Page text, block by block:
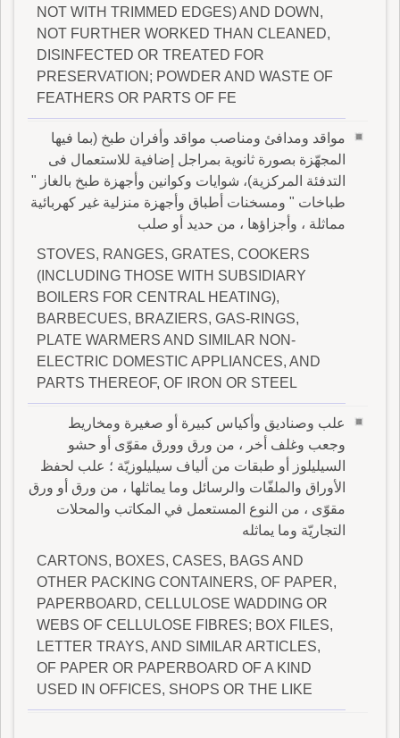
NOT WITH TRIMMED EDGES) AND DOWN,
NOT FURTHER WORKED THAN CLEANED,
DISINFECTED OR TREATED FOR
PRESERVATION; POWDER AND WASTE OF
FEATHERS OR PARTS OF FE
مواقد ومدافئ ومناصب مواقد وأفران طبخ (بما فيها
المجهّزة بصورة ثانوية بمراجل إضافية للاستعمال فى
التدفئة المركزية)، شوايات وكوانين وأجهزة طبخ بالغاز "
طباخات " ومسخنات أطباق وأجهزة منزلية غير كهربائية
مماثلة ، وأجزاؤها ، من حديد أو صلب
STOVES, RANGES, GRATES, COOKERS
(INCLUDING THOSE WITH SUBSIDIARY
BOILERS FOR CENTRAL HEATING),
BARBECUES, BRAZIERS, GAS-RINGS,
PLATE WARMERS AND SIMILAR NON-
ELECTRIC DOMESTIC APPLIANCES, AND
PARTS THEREOF, OF IRON OR STEEL
علب وصناديق وأكياس كبيرة أو صغيرة ومخاريط
وجعب وغلف أخر ، من ورق وورق مقوّى أو حشو
السيليلوز أو طبقات من ألياف سيليلوزيّة ؛ علب لحفظ
الأوراق والملفّات والرسائل وما يماثلها ، من ورق أو ورق
مقوّى ، من النوع المستعمل في المكاتب والمحلات
التجاريّة وما يماثله
CARTONS, BOXES, CASES, BAGS AND
OTHER PACKING CONTAINERS, OF PAPER,
PAPERBOARD, CELLULOSE WADDING OR
WEBS OF CELLULOSE FIBRES; BOX FILES,
LETTER TRAYS, AND SIMILAR ARTICLES,
OF PAPER OR PAPERBOARD OF A KIND
USED IN OFFICES, SHOPS OR THE LIKE